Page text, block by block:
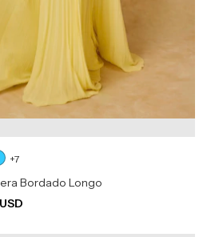
+7
Bordado Longo